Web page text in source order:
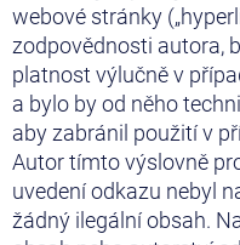
webové stránky
zodpovědnosti autora,
platnost výlučně v
a bylo by od něho
aby zabránil použití v
Autor tímto výslovně
uvedení odkazu nebyl
žádný ilegální obsah.